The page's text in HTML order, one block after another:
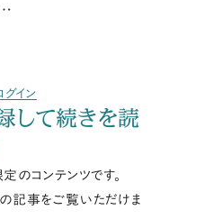
グイン
して続きを読
のコンテンツです。
の記事をご覧いただけま